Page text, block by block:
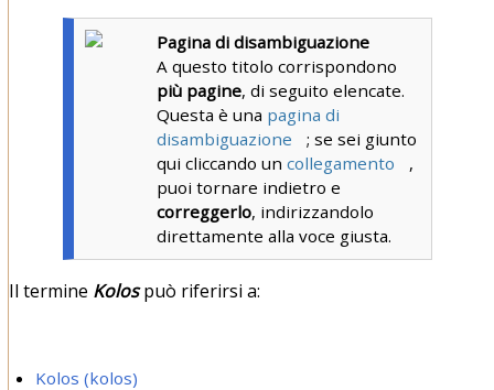
Pagina di disambiguazione
A questo titolo corrispondono
più pagine, di seguito elencate.
Questa è una pagina di
disambiguazione
; se sei giunto
qui cliccando uncollegamento
,
puoi tornare indietro e
correggerlo, indirizzandolo
direttamente alla voce giusta.
Il termine Kolospuò riferirsi a:
Kolos (kolos)